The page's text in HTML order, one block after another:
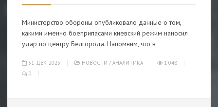
Министерство обороны опубликовало данные о том,
какими именно боеприпасами киевский режим наносил
удар по центру Белгорода. Напомним, что в
31-ДЕК-2023 НОВОСТИ / АНАЛИТИКА
1 048
0